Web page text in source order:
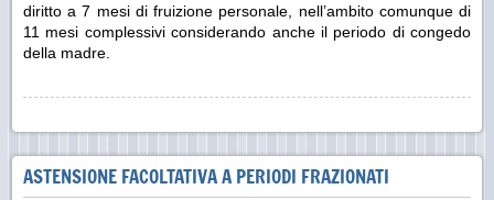
diritto a 7 mesi di fruizione personale, nell’ambito comunque di
11 mesi complessivi considerando anche il periodo di congedo
della madre.
ASTENSIONE FACOLTATIVA A PERIODI FRAZIONATI